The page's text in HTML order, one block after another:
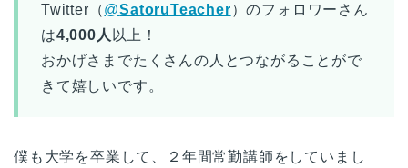
Twitter（@SatoruTeacher）のフォロワーさん
は4,000人 以上！
おかげさまでたくさんの人とつながることがで
きて嬉しいです。
僕も大学を卒業して、２年間常勤講師をしていまし